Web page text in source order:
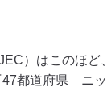
）はこのほど
47都道府県 ニ